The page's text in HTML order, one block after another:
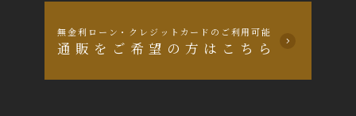
無金利ローン・クレジットカードのご利用可能
通販をご希望の方はこちら